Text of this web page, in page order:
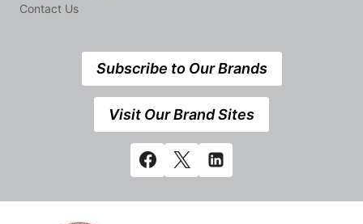
Contact Us
Subscribe to Our Brands
Visit Our Brand Sites